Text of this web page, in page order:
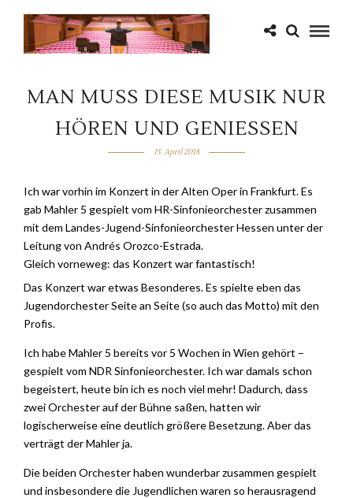
MAN MUSS DIESE MUSIK NUR
HÖREN UND GENIESSEN
15. April 2018
Ich war vorhin im Konzert in der Alten Oper in Frankfurt. Es
gab Mahler 5 gespielt vom HR-Sinfonieorchester zusammen
mit dem Landes-Jugend-Sinfonieorchester Hessen unter der
Leitung von Andrés Orozco-Estrada.
Gleich vorneweg: das Konzert war fantastisch!
Das Konzert war etwas Besonderes. Es spielte eben das
Jugendorchester Seite an Seite (so auch das Motto) mit den
Profis.
Ich habe Mahler 5 bereits vor 5 Wochen in Wien gehört –
gespielt vom NDR Sinfonieorchester. Ich war damals schon
begeistert, heute bin ich es noch viel mehr! Dadurch, dass
zwei Orchester auf der Bühne saßen, hatten wir
logischerweise eine deutlich größere Besetzung. Aber das
verträgt der Mahler ja.
Die beiden Orchester haben wunderbar zusammen gespielt
und insbesondere die Jugendlichen waren so herausragend